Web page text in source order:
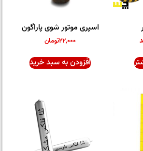
اسپری موتور شوی پاراگون
۲۲,۰۰۰تومان
افزودن به سبد خرید